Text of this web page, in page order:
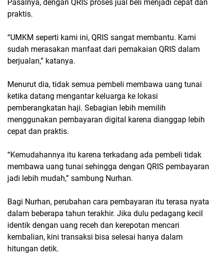
Pasalnya, dengan QRIS proses jual beli menjadi cepat dan
praktis.
“UMKM seperti kami ini, QRIS sangat membantu. Kami
sudah merasakan manfaat dari pemakaian QRIS dalam
berjualan,” katanya.
Menurut dia, tidak semua pembeli membawa uang tunai
ketika datang mengantar keluarga ke lokasi
pemberangkatan haji. Sebagian lebih memilih
menggunakan pembayaran digital karena dianggap lebih
cepat dan praktis.
“Kemudahannya itu karena terkadang ada pembeli tidak
membawa uang tunai sehingga dengan QRIS pembayaran
jadi lebih mudah,” sambung Nurhan.
Bagi Nurhan, perubahan cara pembayaran itu terasa nyata
dalam beberapa tahun terakhir. Jika dulu pedagang kecil
identik dengan uang receh dan kerepotan mencari
kembalian, kini transaksi bisa selesai hanya dalam
hitungan detik.